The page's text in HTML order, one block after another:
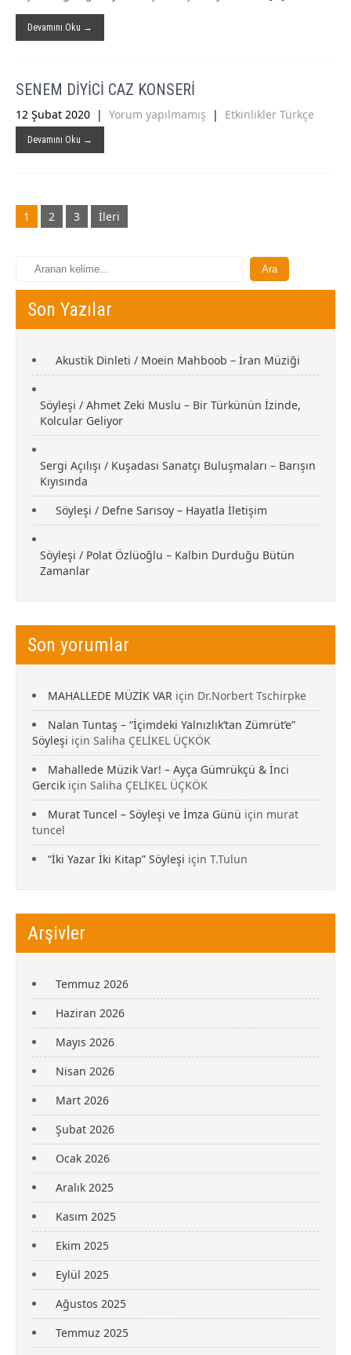
Devamını Oku →
SENEM DİYİCİ CAZ KONSERİ
12 Şubat 2020 | Yorum yapılmamış | Etkinlikler Türkçe
Devamını Oku →
Gönderi
navigasyonu
1 2 3 İleri
Son Yazılar
Akustik Dinleti / Moein Mahboob – İran Müziği
Söyleşi / Ahmet Zeki Muslu – Bir Türkünün İzinde,
Kolcular Geliyor
Sergi Açılışı / Kuşadası Sanatçı Buluşmaları – Barışın
Kıyısında
Söyleşi / Defne Sarısoy – Hayatla İletişim
Söyleşi / Polat Özlüoğlu – Kalbin Durduğu Bütün
Zamanlar
Son yorumlar
MAHALLEDE MÜZİK VAR için Dr.Norbert Tschirpke
Nalan Tuntaş – “İçimdeki Yalnızlık’tan Zümrüt’e”
Söyleşi için Saliha ÇELİKEL ÜÇKÖK
Mahallede Müzik Var! – Ayça Gümrükçü & İnci
Gercik için Saliha ÇELİKEL ÜÇKÖK
Murat Tuncel – Söyleşi ve İmza Günü için murat
tuncel
“İki Yazar İki Kitap” Söyleşi için T.Tulun
Arşivler
Temmuz 2026
Haziran 2026
Mayıs 2026
Nisan 2026
Mart 2026
Şubat 2026
Ocak 2026
Aralık 2025
Kasım 2025
Ekim 2025
Eylül 2025
Ağustos 2025
Temmuz 2025